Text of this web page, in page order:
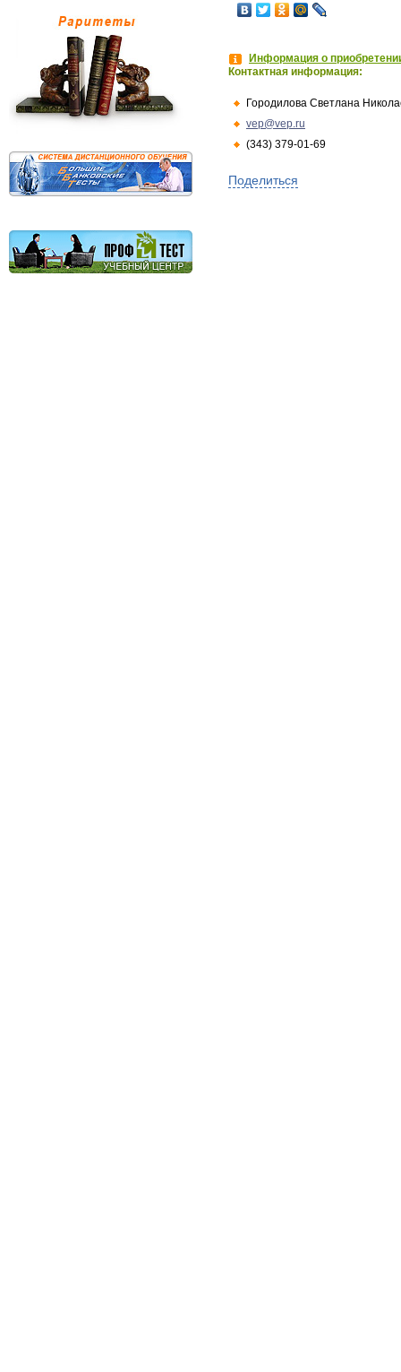
Информация о
Контактная информация:
Городилова Светлана
vep@vep.ru
(343) 379-01-69
Поделиться